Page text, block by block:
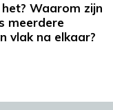
Waarom zijn
meerdere
vlak na elkaar?